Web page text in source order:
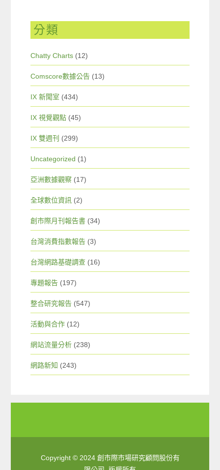
分類
Chatty Charts (12)
Comscore數據公告 (13)
IX 新聞室 (434)
IX 視覺觀點 (45)
IX 雙週刊 (299)
Uncategorized (1)
亞洲數據觀察 (17)
全球數位資訊 (2)
創市際月刊報告書 (34)
台灣消費指數報告 (3)
台灣網路基礎調查 (16)
專題報告 (197)
整合研究報告 (547)
活動與合作 (12)
網站流量分析 (238)
網路新知 (243)
Copyright © 2024 創市際市場研究顧問股份有